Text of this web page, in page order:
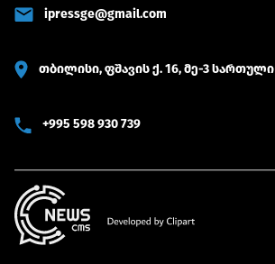
ipressge@gmail.com
თბილისი, ფშავის ქ. 16, მე-3 სართული
+995 598 930 739